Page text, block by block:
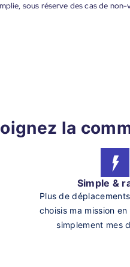
sous réserve des cas de non-
la
Simple &
Plus de
choisis ma mission
simplement mes